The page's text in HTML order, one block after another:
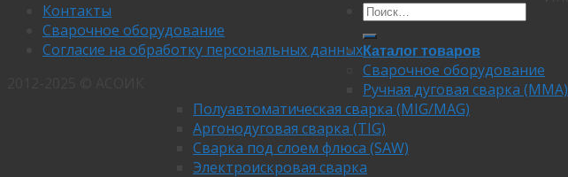
Контакты
Сварочное оборудование
Согласие на обработку персональных данныхКаталог товаров
Сварочное оборудование
Ручная дуговая сварка (MMA)
Полуавтоматическая сварка (MIG/MAG)
Аргонодуговая сварка (TIG)
Сварка под слоем флюса (SAW)
Электроискровая сварка